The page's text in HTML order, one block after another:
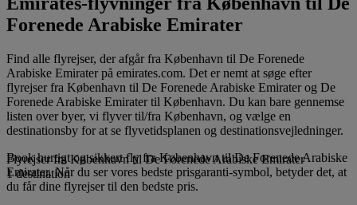
Forenede Arabiske Emirater
Find alle flyrejser, der afgår fra København til De Forenede
Arabiske Emirater på emirates.com. Det er nemt at søge efter
flyrejser fra København til De Forenede Arabiske Emirater og De
Forenede Arabiske Emirater til København. Du kan bare gennemse
listen over byer, vi flyver til/fra København, og vælge en
destinationsby for at se flyvetidsplanen og destinationsvejledninger.
Book hurtigt og sikkert fly fra København til De Forenede Arabiske
Emirater. Når du ser vores bedste prisgaranti-symbol, betyder det, at
du får dine flyrejser til den bedste pris.
Flyrejser fra København til De Forenede Arabiske Emirater
1 destination